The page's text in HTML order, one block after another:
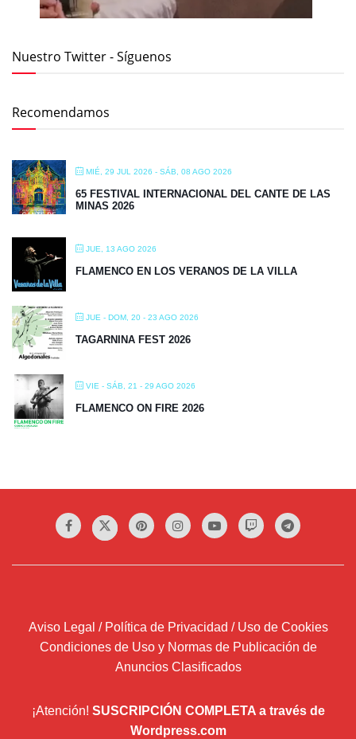
Nuestro Twitter - Síguenos
Recomendamos
MIÉ, 29 JUL 2026 - SÁB, 08 AGO 2026
65 FESTIVAL INTERNACIONAL DEL CANTE DE LAS
MINAS 2026
JUE, 13 AGO 2026
FLAMENCO EN LOS VERANOS DE LA VILLA
JUE - DOM, 20 - 23 AGO 2026
TAGARNINA FEST 2026
VIE - SÁB, 21 - 29 AGO 2026
FLAMENCO ON FIRE 2026
Aviso Legal / Política de Privacidad / Uso de Cookies
Condiciones de Uso y Normas de Publicación de
Anuncios Clasificados
¡Atención! SUSCRIPCIÓN COMPLETA a través de
Wordpress.com